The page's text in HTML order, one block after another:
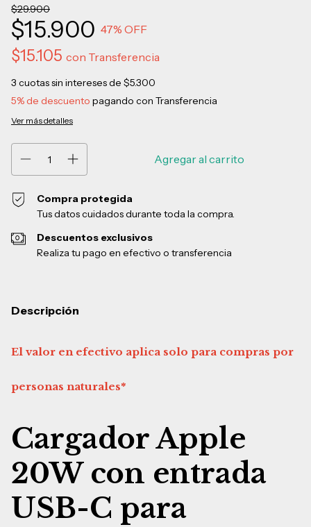
$29.900
$15.900 47% OFF
$15.105 con Transferencia
3 cuotas sin intereses de $5.300
5% de descuento pagando con Transferencia
Ver más detalles
Compra protegida
Tus datos cuidados durante toda la compra.
Descuentos exclusivos
Realiza tu pago en efectivo o transferencia
Descripción
El valor en efectivo aplica solo para compras por
personas naturales*
Cargador Apple
20W con entrada
USB-C para